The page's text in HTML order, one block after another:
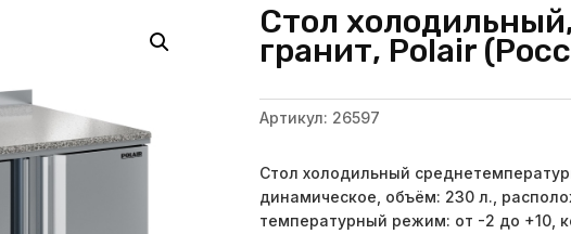
Стол
гранит, Polair
Артикул: 26597
Стол холодильный
динамическое, объём: 230 л.,
температурный режим: от -2 до +10,